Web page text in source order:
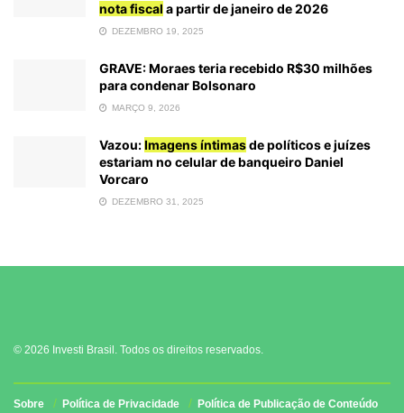
nota fiscal a partir de janeiro de 2026
DEZEMBRO 19, 2025
GRAVE: Moraes teria recebido R$30 milhões
para condenar Bolsonaro
MARÇO 9, 2026
Vazou:Imagens íntimasde políticos e juízes
estariam no celular de banqueiro Daniel
Vorcaro
DEZEMBRO 31, 2025
© 2026 Investi Brasil. Todos os direitos reservados.
Sobre Política de Privacidade Política de Publicação de Conteúdo